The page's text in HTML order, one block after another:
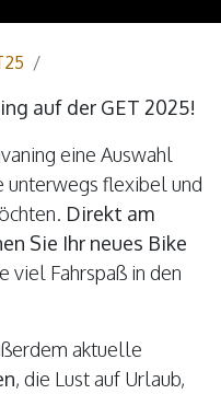
auf der GET 2025!
eine Auswahl
unterwegs flexibel und
Direkt am
Sie Ihr neues Bike
viel Fahrspaß in den
aktuelle
, die Lust auf Urlaub,